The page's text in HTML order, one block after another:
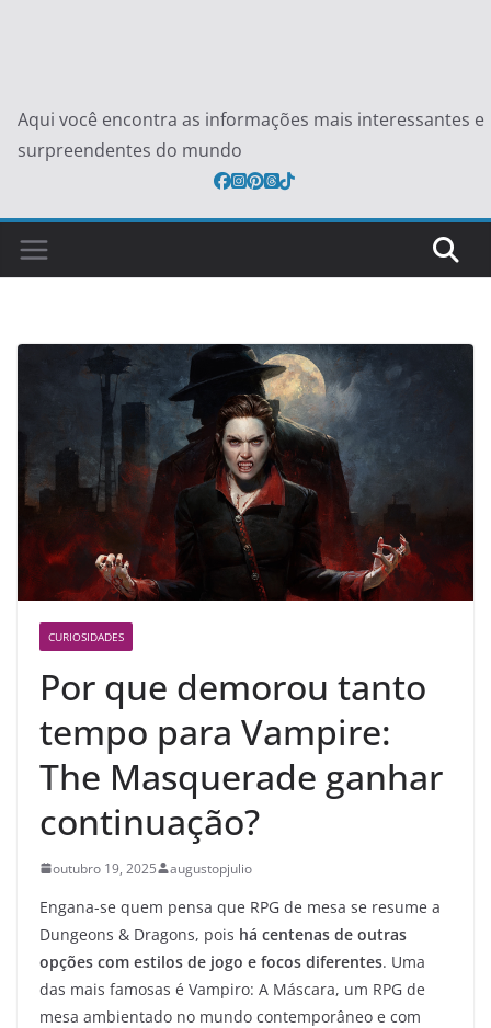
Aqui você encontra as informações mais interessantes e
surpreendentes do mundo
CURIOSIDADES
Por que demorou tanto
tempo para Vampire:
The Masquerade ganhar
continuação?
outubro 19, 2025 augustopjulio
Engana-se quem pensa que RPG de mesa se resume a
Dungeons & Dragons, pois há centenas de outras
opções com estilos de jogo e focos diferentes. Uma
das mais famosas é Vampiro: A Máscara, um RPG de
mesa ambientado no mundo contemporâneo e com